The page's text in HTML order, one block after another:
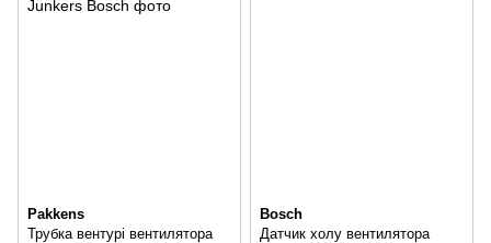
Pakkens
Трубка вентурі вентилятора
Bosch
Датчик холу вентилятора